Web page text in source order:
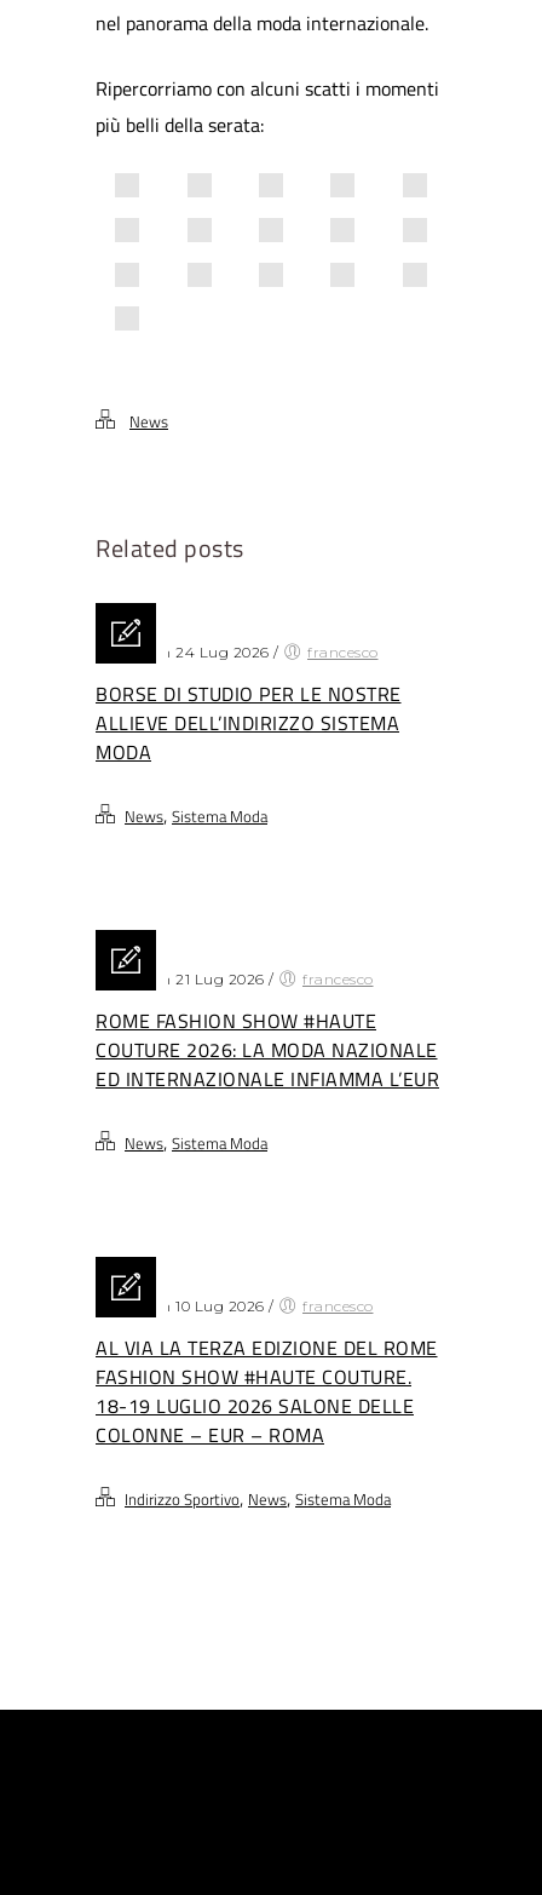
nel panorama della moda internazionale.
Ripercorriamo con alcuni scatti i momenti
più belli della serata:
News
Related posts
Posted on 24 Lug 2026 / francesco
BORSE DI STUDIO PER LE NOSTRE
ALLIEVE DELL’INDIRIZZO SISTEMA
MODA
News, Sistema Moda
Posted on 21 Lug 2026 / francesco
ROME FASHION SHOW #HAUTE
COUTURE 2026: LA MODA NAZIONALE
ED INTERNAZIONALE INFIAMMA L’EUR
News, Sistema Moda
Posted on 10 Lug 2026 / francesco
AL VIA LA TERZA EDIZIONE DEL ROME
FASHION SHOW #HAUTE COUTURE.
18-19 LUGLIO 2026 SALONE DELLE
COLONNE – EUR – ROMA
Indirizzo Sportivo, News, Sistema Moda